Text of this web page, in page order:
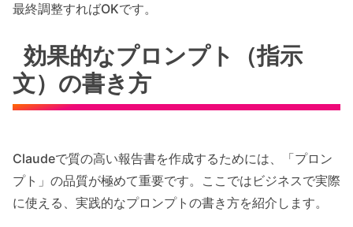
最終調整すればOKです。
効果的なプロンプト（指示
文）の書き方
Claudeで質の高い報告書を作成するためには、「プロン
プト」の品質が極めて重要です。ここではビジネスで実際
に使える、実践的なプロンプトの書き方を紹介します。